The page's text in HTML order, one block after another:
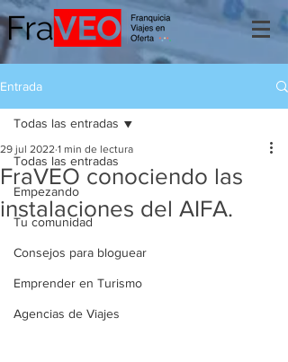
Entrada
Todas las entradas
Empezando
Tu comunidad
Consejos para bloguear
Emprender en Turismo
Agencias de Viajes
Todas las entradas
FraVEO conociendo las
instalaciones del AIFA.
29 jul 2022 1 min de lectura